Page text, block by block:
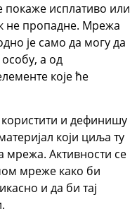
покаже исплативо или
не пропадне. Мрежа
је само да могу да
а од
које ће
користити и дефинишу
који циља ту
мрежа. Активности се
мреже како би
и да би тај